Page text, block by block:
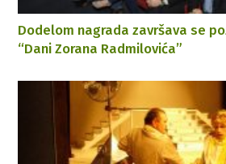
Dodelom nagrada završava se
“Dani Zorana Radmilovića”